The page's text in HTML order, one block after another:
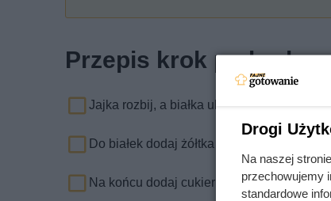
Przepis krok po kroku
Jajka rozbij, a białka ubij ze szczyptą soli
Do białek dodaj żółtka i dalej ubijaj.
Na końcu dodaj cukier puder i mąkę
Drogi
Na naszej
przechowujemy
standardowe